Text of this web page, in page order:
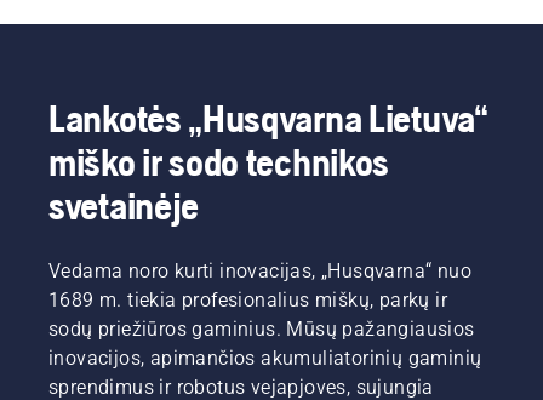
Lankotės „Husqvarna Lietuva“
miško ir sodo technikos
svetainėje
Vedama noro kurti inovacijas, „Husqvarna“ nuo
1689 m. tiekia profesionalius miškų, parkų ir
sodų priežiūros gaminius. Mūsų pažangiausios
inovacijos, apimančios akumuliatorinių gaminių
sprendimus ir robotus vejapjoves, sujungia